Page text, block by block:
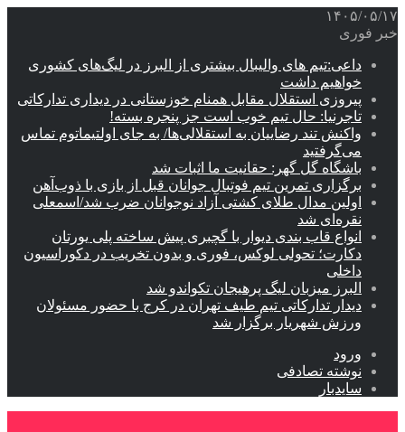
۱۴۰۵/۰۵/۱۷
خبر فوری
داعی:تیم های والیبال بیشتری از البرز در لیگ‌های کشوری
خواهیم داشت
پیروزی استقلال مقابل همنام خوزستانی در دیداری تدارکاتی
تاجرنیا: حال تیم خوب است جز پنجره بسته!
واکنش تند رضاییان به استقلالی‌ها/ به جای اولتیماتوم تماس
می‌گرفتید
باشگاه گل گهر: حقانیت ما اثبات شد
برگزاری تمرین تیم فوتبال جوانان قبل از بازی با ذوب‌آهن
اولین مدال طلای کشتی آزاد نوجوانان ضرب شد/اسمعلی
نقره‌ای شد
انواع قاب بندی دیوار با گچبری پیش ساخته پلی یورتان
دکارت؛ تحولی لوکس، فوری و بدون تخریب در دکوراسیون
داخلی
البرز میزبان لیگ پرهیجان تکواندو شد
دیدار تدارکاتی تیم طیف تهران در کرج با حضور مسئولان
ورزش شهریار برگزار شد
ورود
نوشته تصادفی
سایدبار